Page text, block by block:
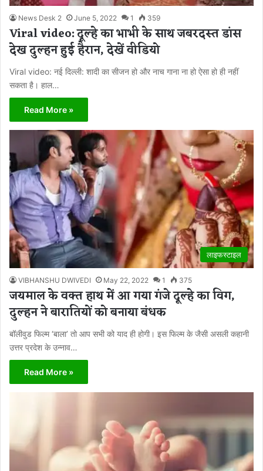
News Desk 2 June 5, 2022 1 359
Viral video: दूल्हे का भाभी के साथ जबरदस्त डांस
देख दुल्हन हुई हैरान, देखें वीडियो
Viral video: नई दिल्ली: शादी का सीजन हो और नाच गाना ना हो ऐसा हो ही नहीं
सकता है। हाल…
Read More »
लाइफस्टाइल
VIBHANSHU DWIVEDI May 22, 2022 1 375
जयमाल के वक्त हाथ में आ गया गंजे दूल्हे का विग,
दुल्हन ने बारातियों को बनाया बंधक
बॉलीवुड फिल्म ‘बाला’ तो आप सभी को याद ही होगी। इस फिल्म के जैसी असली कहानी
उत्तर प्रदेश के उन्नाव…
Read More »